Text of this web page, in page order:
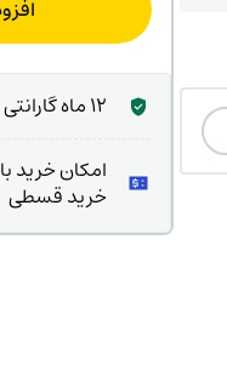
12 ماه گارانتی سازنده
امکان خرید
خرید قسطی